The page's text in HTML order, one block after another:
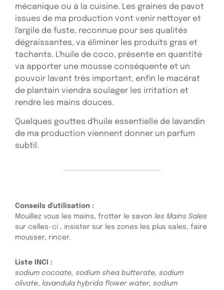
mécanique ou à la cuisine. Les graines de pavot
issues de ma production vont venir nettoyer et
l'argile de fuste, reconnue pour ses qualités
dégraissantes, va éliminer les produits gras et
tachants. L'huile de coco, présente en quantité
va apporter une mousse conséquente et un
pouvoir lavant très important, enfin le macérat
de plantain viendra soulager les irritation et
rendre les mains douces.
Quelques gouttes d'huile essentielle de lavandin
de ma production viennent donner un parfum
subtil.
Conseils d'utilisation :
Mouillez vous les mains, frotter le savon les Mains Sales
sur celles-ci , insister sur les zones les plus sales, faire
mousser, rincer.
Liste INCI :
sodium cocoate, sodium shea butterate, sodium
olivate, lavandula hybrida flower water, sodium